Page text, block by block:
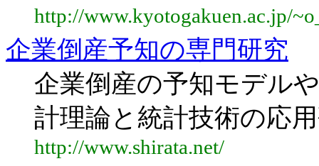
http://www.kyotogakuen.ac.jp/
企業倒産予知の専門研究
企業倒産の予知モデル
計理論と統計技術の応
http://www.shirata.net/